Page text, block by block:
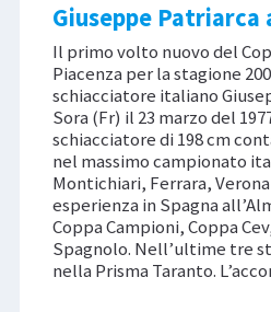
Giuseppe Patriarca
Il primo volto nuovo del
Piacenza per la stagione
schiacciatore italiano
Sora (Fr) il 23 marzo del
schiacciatore di 198 cm
nel massimo campionato
Montichiari, Ferrara,
esperienza in Spagna
Coppa Campioni, Coppa
Spagnolo. Nell’ultime tre
nella Prisma Taranto.